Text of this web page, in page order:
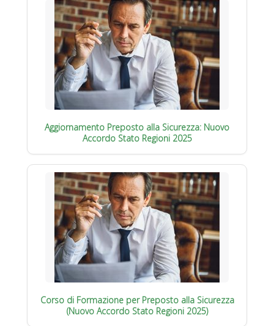
Aggiornamento Preposto alla Sicurezza: Nuovo
Accordo Stato Regioni 2025
Corso di Formazione per Preposto alla Sicurezza
(Nuovo Accordo Stato Regioni 2025)